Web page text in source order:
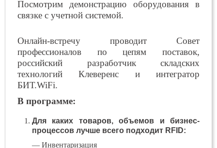
Посмотрим демонстрацию оборудования в
связке с учетной системой.
Онлайн-встречу проводит Совет
профессионалов по цепям поставок,
российский разработчик складских
технологий Клеверенс и интегратор
БИТ.WiFi.
В программе:
Для каких товаров, объемов и бизнес-
процессов лучше всего подходит RFID:
— Инвентаризация